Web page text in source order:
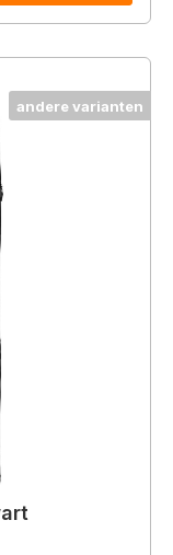
andere varianten